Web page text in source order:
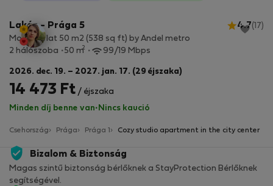
Lakás - Prága 5 4.7(17)
Modern flat 50 m2 (538 sq ft) by Andel metro
2 hálószoba
50 m2 99/19 Mbps
2026. dec. 19. – 2027. jan. 17. (29 éjszaka)
14 473 Ft / éjszaka
Minden díj benne van· Nincs kaució
Csehország Prága Prága 1 Cozy studio apartment in the city center
Bizalom & Biztonság
Magas szintű biztonság bérlőknek a StayProtection Bérlőknek
segítségével.